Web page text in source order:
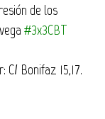
de los
#3x3CBT
Bonifaz 15,17.